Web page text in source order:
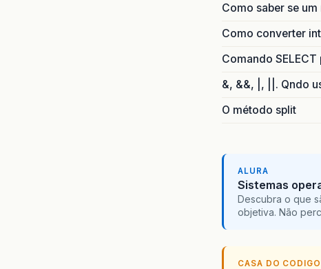
Como saber se um
Como converter
Comando SELECT
&, &&, |, ||. Qndo
O método split
ALURA
Sistemas
Descubra o que
objetiva. Não
CASA DO CODIGO